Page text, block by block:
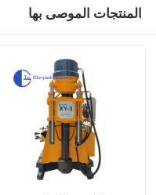
المنتجات الموصى بها